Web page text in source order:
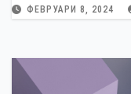
ФЕВРУАРИ 8, 2024